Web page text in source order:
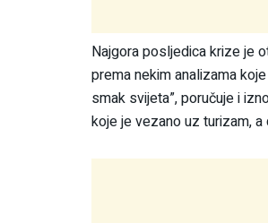
Najgora posljedica krize je
prema nekim analizama
smak svijeta”, poručuje i
koje je vezano uz turizam,